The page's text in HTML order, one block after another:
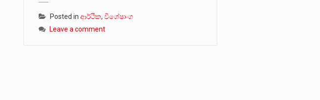
Posted in ආර්ථික, විශේෂාංග
Leave a comment